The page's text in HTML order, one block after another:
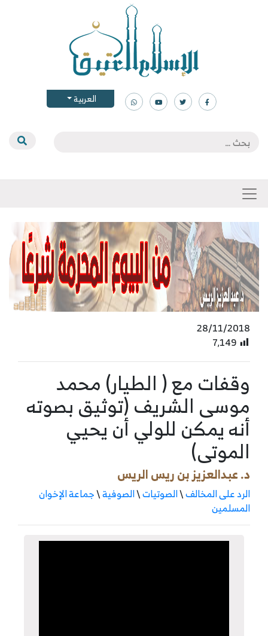
العربية
28/11/2018
7٬149
وقفات مع ( الطيار) محمد
موسى الشريف (توثيق بصوته
أنه يمكن للولي أن يحيي
الموتى)
د. عبدالعزيز بن ريس الريس
الرد على المخالف\الصوتيات\الصوفية\جماعة الإخوان
المسلمين